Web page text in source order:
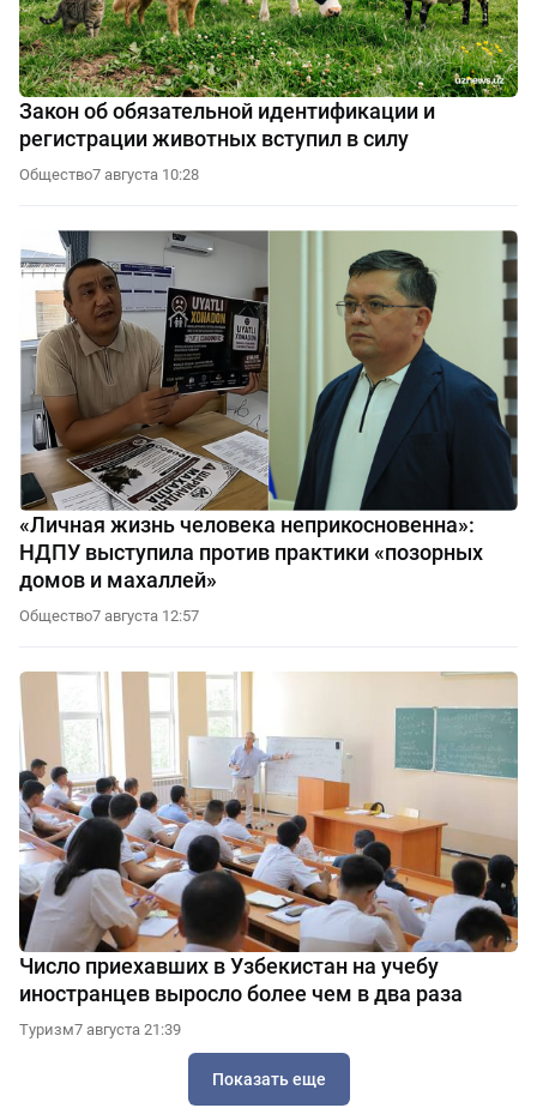
Закон об обязательной идентификации и
регистрации животных вступил в силу
Общество7 августа 10:28
«Личная жизнь человека неприкосновенна»:
НДПУ выступила против практики «позорных
домов и махаллей»
Общество7 августа 12:57
Число приехавших в Узбекистан на учебу
иностранцев выросло более чем в два раза
Туризм7 августа 21:39
Показать еще